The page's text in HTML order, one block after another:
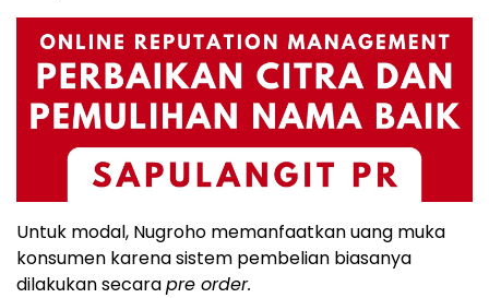
Untuk modal, Nugroho memanfaatkan uang muka
konsumen karena sistem pembelian biasanya
dilakukan secarapre order.